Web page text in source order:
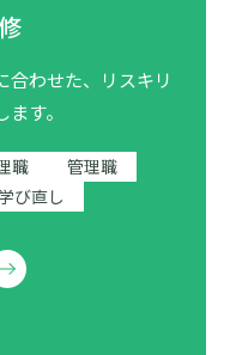
合わせた、リスキリ
す。
職
管理職
び直し